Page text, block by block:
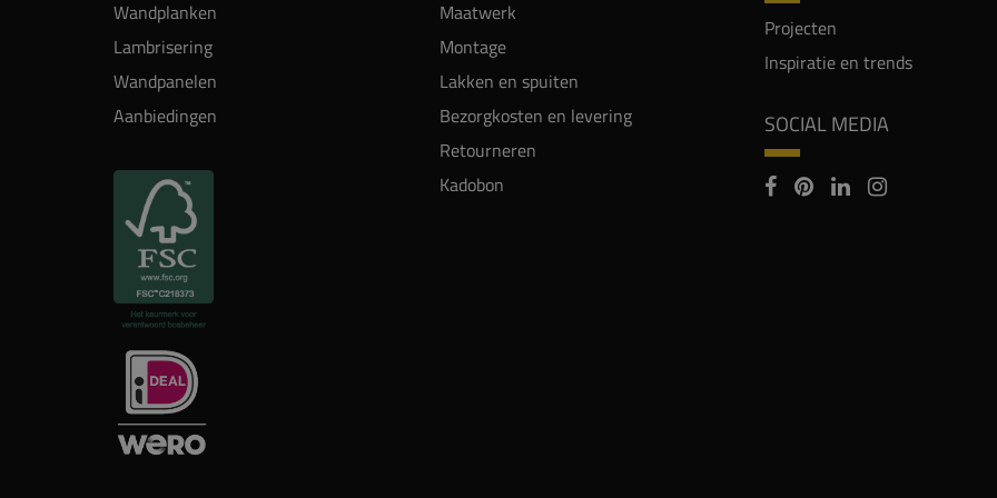
Wandplanken
Lambrisering
Wandpanelen
Aanbiedingen
Maatwerk
Montage
Lakken en spuiten
Bezorgkosten en levering
Retourneren
Kadobon
Projecten
Inspiratie en trends
SOCIAL MEDIA